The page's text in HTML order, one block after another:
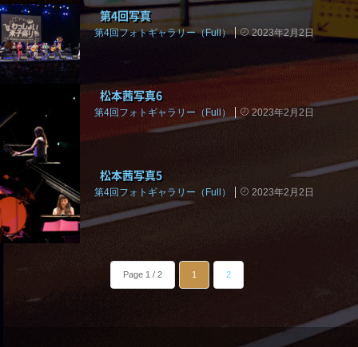
第4回写真
第4回フォトギャラリー（Full）
2023年2月2日
松本茜写真6
第4回フォトギャラリー（Full）
2023年2月2日
松本茜写真5
第4回フォトギャラリー（Full）
2023年2月2日
Page 1 / 2 1 2